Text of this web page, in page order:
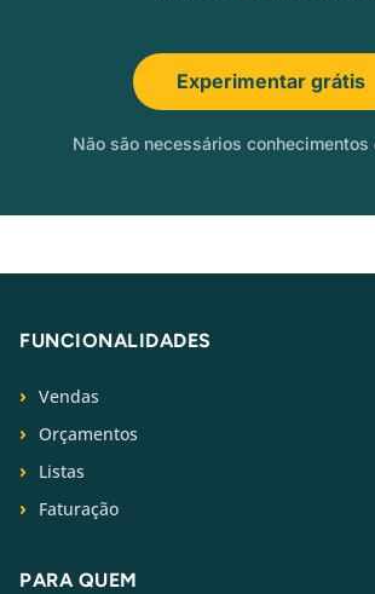
Experimentar grátis
Não são necessários
FUNCIONALIDADES
Vendas
Orçamentos
Listas
Faturação
PARA QUEM